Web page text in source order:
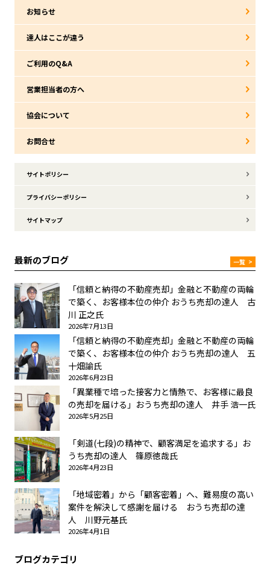
お知らせ
達人はここが違う
ご利用のQ&A
営業担当者の方へ
協会について
お問合せ
サイトポリシー
プライバシーポリシー
サイトマップ
最新のブログ 一覧 >
「信頼と納得の不動産売却」金融と不動産の両輪
で築く、お客様本位の仲介 おうち売却の達人 古
川 正之氏
2026年7月13日
「信頼と納得の不動産売却」金融と不動産の両輪
で築く、お客様本位の仲介 おうち売却の達人 五
十畑諭氏
2026年6月23日
「異業種で培った接客力と情熱で、お客様に最良
の売却を届ける」おうち売却の達人 井手 浩一氏
2026年5月25日
「剣道(七段)の精神で、顧客満足を追求する」お
うち売却の達人 篠原徳哉氏
2026年4月23日
「地域密着」から「顧客密着」へ、難易度の高い
案件を解決して感謝を届ける おうち売却の達
人 川野元基氏
2026年4月1日
ブログカテゴリ